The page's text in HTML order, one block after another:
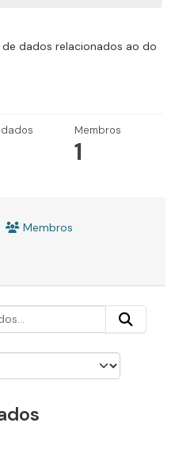
dados relacionados ao do
Membros
1
Membros